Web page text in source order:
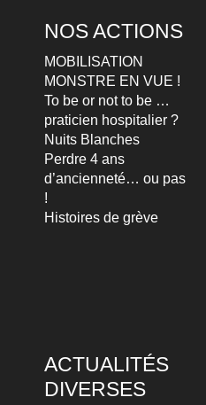
NOS ACTIONS
MOBILISATION
MONSTRE EN VUE !
To be or not to be …
praticien hospitalier ?
Nuits Blanches
Perdre 4 ans
d’ancienneté… ou pas
!
Histoires de grève
ACTUALITÉS
DIVERSES